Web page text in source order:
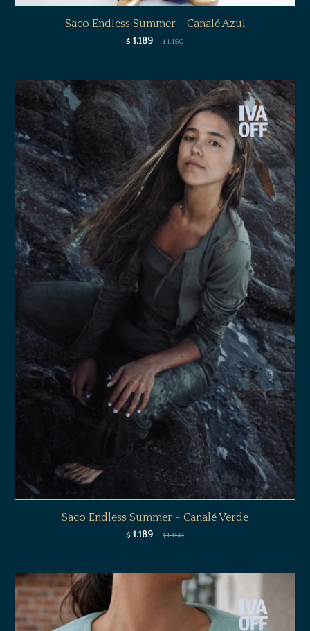
Saco Endless Summer - Canalé Azul
$ 1.189 $ 1.450
Saco Endless Summer - Canalé Verde
$ 1.189 $ 1.450